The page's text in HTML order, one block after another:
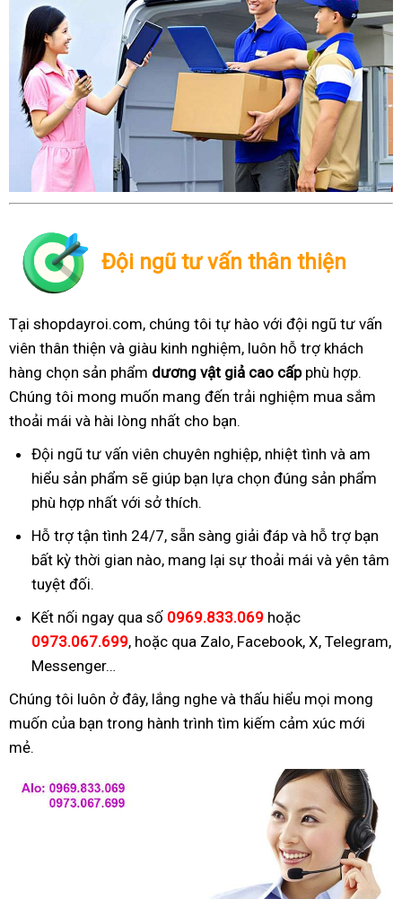
Đội ngũ tư vấn thân thiện
Tại shopdayroi.com, chúng tôi tự hào với đội ngũ tư vấn
viên thân thiện và giàu kinh nghiệm, luôn hỗ trợ khách
hàng chọn sản phẩm dương vật giả cao cấpphù hợp.
Chúng tôi mong muốn mang đến trải nghiệm mua sắm
thoải mái và hài lòng nhất cho bạn.
Đội ngũ tư vấn viên chuyên nghiệp, nhiệt tình và am
hiểu sản phẩm sẽ giúp bạn lựa chọn đúng sản phẩm
phù hợp nhất với sở thích.
Hỗ trợ tận tình 24/7, sẵn sàng giải đáp và hỗ trợ bạn
bất kỳ thời gian nào, mang lại sự thoải mái và yên tâm
tuyệt đối.
Kết nối ngay qua số 0969.833.069 hoặc
0973.067.699, hoặc qua Zalo, Facebook, X, Telegram,
Messenger…
Chúng tôi luôn ở đây, lắng nghe và thấu hiểu mọi mong
muốn của bạn trong hành trình tìm kiếm cảm xúc mới
mẻ.